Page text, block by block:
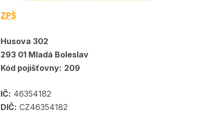
ZPŠ
Husova 302
293 01 Mladá Boleslav
Kód pojišťovny: 209
IČ: 46354182
DIČ: CZ46354182